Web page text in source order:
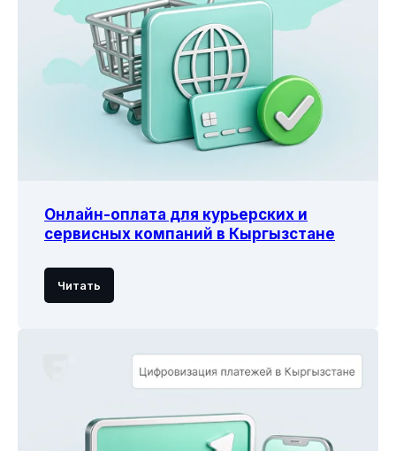
Онлайн-оплата для курьерских и
сервисных компаний в Кыргызстане
Читать